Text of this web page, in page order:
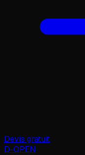
Devis gratuit
D-OPEN